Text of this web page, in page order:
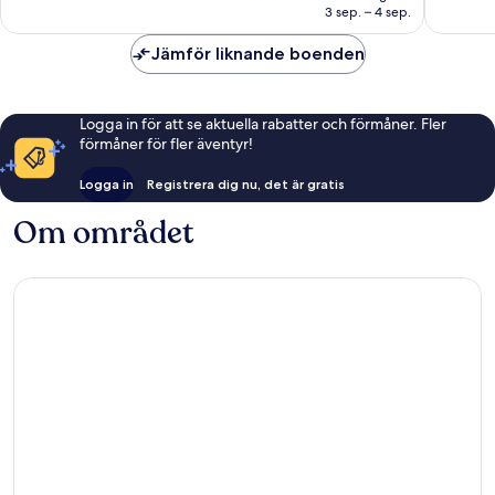
1 077 kr
3 sep. – 4 sep.
Jämför liknande boenden
Logga in för att se aktuella rabatter och förmåner. Fler
förmåner för fler äventyr!
Logga in Registrera dig nu, det är gratis
Om området